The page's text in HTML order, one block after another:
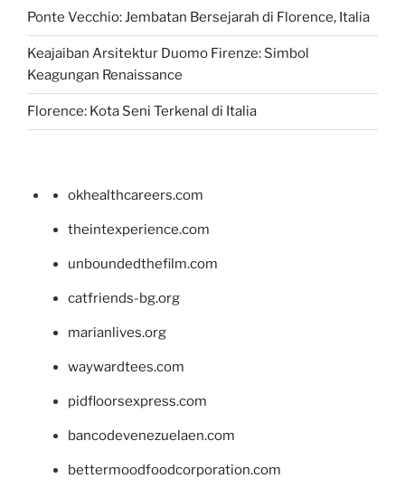
Ponte Vecchio: Jembatan Bersejarah di Florence, Italia
Keajaiban Arsitektur Duomo Firenze: Simbol
Keagungan Renaissance
Florence: Kota Seni Terkenal di Italia
okhealthcareers.com
theintexperience.com
unboundedthefilm.com
catfriends-bg.org
marianlives.org
waywardtees.com
pidfloorsexpress.com
bancodevenezuelaen.com
bettermoodfoodcorporation.com